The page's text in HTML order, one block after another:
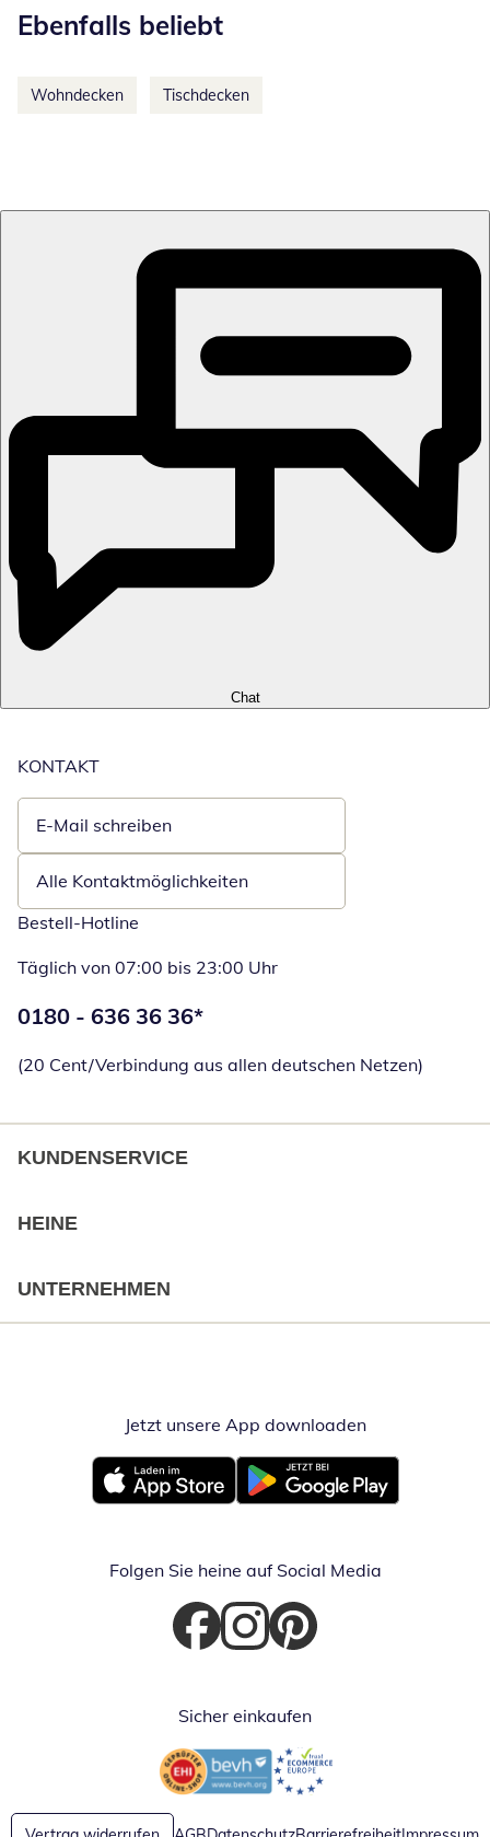
Ebenfalls beliebt
Wohndecken Tischdecken
Chat
KONTAKT
E-Mail schreiben
Öffnet E-Mail-Client
Alle Kontaktmöglichkeiten
Bestell-Hotline
Täglich von 07:00 bis 23:00 Uhr
Telefonnummer:
0180 - 636 36 36*
(20 Cent/Verbindung aus allen deutschen Netzen)
KUNDENSERVICE
HEINE
UNTERNEHMEN
Jetzt unsere App downloadenÖffnet in
Öffnet in neuem FensterÖffnet in neuem Fenster
Folgen Sie heine auf Social Media
Öffnet in neuem Fenster
Öffnet in neuem Fenster
Öffnet in neuem Fenster
Sicher einkaufen
Öffnet in neuem FensterÖffnet in neuem Fenster